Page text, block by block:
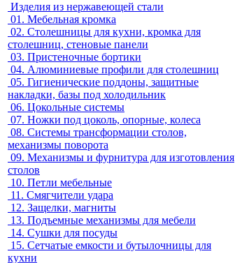
Изделия из нержавеющей стали
01. Мебельная кромка
02. Столешницы для кухни, кромка для
столешниц, стеновые панели
03. Пристеночные бортики
04. Алюминиевые профили для столешниц
05. Гигиенические поддоны, защитные
накладки, базы под холодильник
06. Цокольные системы
07. Ножки под цоколь, опорные, колеса
08. Системы трансформации столов,
механизмы поворота
09. Механизмы и фурнитура для изготовления
столов
10. Петли мебельные
11. Смягчители удара
12. Защелки, магниты
13. Подъемные механизмы для мебели
14. Сушки для посуды
15. Сетчатые емкости и бутылочницы для
кухни